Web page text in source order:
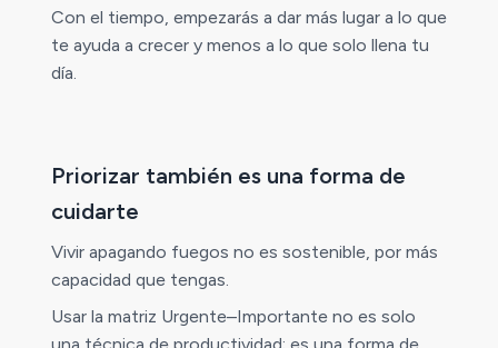
Con el tiempo, empezarás a dar más lugar a lo que
te ayuda a crecer y menos a lo que solo llena tu
día.
Priorizar también es una forma de
cuidarte
Vivir apagando fuegos no es sostenible, por más
capacidad que tengas.
Usar la matriz Urgente–Importante no es solo
una técnica de productividad; es una forma de